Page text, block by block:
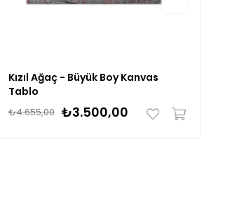
Kızıl Ağaç - Büyük Boy Kanvas
Tablo
₺3.500,00
₺4.655,00